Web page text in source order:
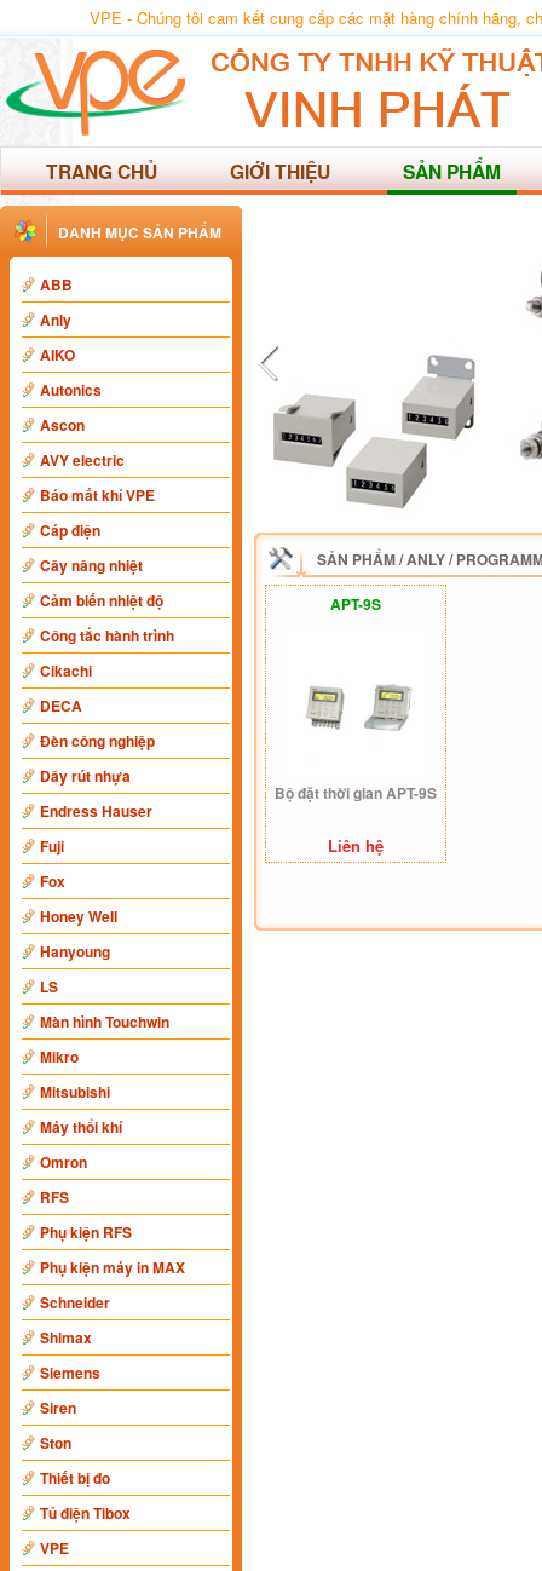
VPE - Chúng tôi cam kết cung cấp các mặt hàng chính hãng,
TRANG CHỦ GIỚI THIỆU SẢN PHẨM
DANH MỤC SẢN PHẨM
ABB
Anly
AIKO
Autonics
Ascon
AVY electric
Báo mất khí VPE
Cáp điện
Cây nâng nhiệt
Cảm biến nhiệt độ
Công tắc hành trình
Cikachi
DECA
Đèn công nghiệp
Dây rút nhựa
Endress Hauser
Fuji
Fox
Honey Well
Hanyoung
LS
Màn hình Touchwin
Mikro
Mitsubishi
Máy thổi khí
Omron
RFS
Phụ kiện RFS
Phụ kiện máy in MAX
Schneider
Shimax
Siemens
Siren
Ston
Thiết bị đo
Tủ điện Tibox
VPE
SẢN PHẨM/ANLY/
APT-9S
Bộ đặt thời gian APT-9S
Liên hệ